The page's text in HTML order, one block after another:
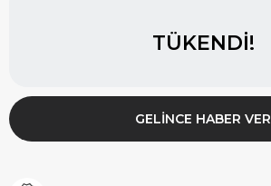
TÜKENDI!
GELINCE HABER VER